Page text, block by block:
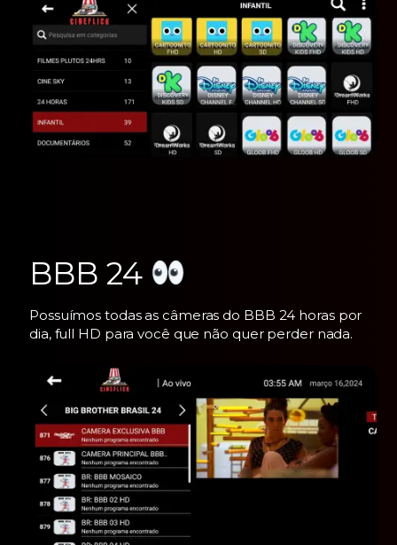
BBB 24
Possuímos todas as câmeras do BBB 24 horas por
dia, full HD para você que não quer perder nada.